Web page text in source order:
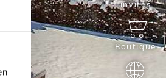
invités
Boutique